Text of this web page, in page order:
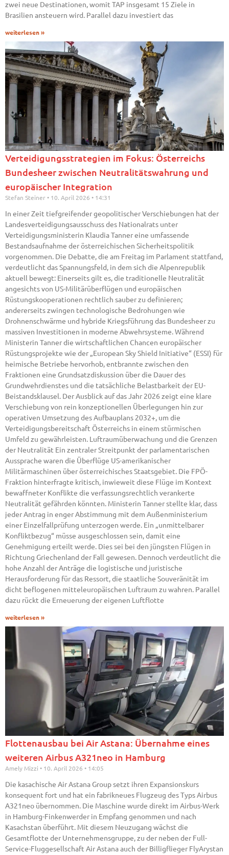
zwei neue Destinationen, womit TAP insgesamt 15 Ziele in
Brasilien ansteuern wird. Parallel dazu investiert das
weiterlesen »
Verteidigungsstrategien im Fokus: Österreichs
Bundesheer zwischen Neutralitätswahrung und
europäischer Integration
Stefan Steiner 10. April 2026 14:31
In einer Zeit tiefgreifender geopolitischer Verschiebungen hat der
Landesverteidigungsausschuss des Nationalrats unter
Verteidigungsministerin Klaudia Tanner eine umfassende
Bestandsaufnahme der österreichischen Sicherheitspolitik
vorgenommen. Die Debatte, die am Freitag im Parlament stattfand,
verdeutlicht das Spannungsfeld, in dem sich die Alpenrepublik
aktuell bewegt: Einerseits gilt es, die traditionelle Neutralität
angesichts von US-Militärüberflügen und europäischen
Rüstungskooperationen rechtlich sauber zu definieren;
andererseits zwingen technologische Bedrohungen wie
Drohnenschwärme und hybride Kriegsführung das Bundesheer zu
massiven Investitionen in moderne Abwehrsysteme. Während
Ministerin Tanner die wirtschaftlichen Chancen europäischer
Rüstungsprojekte wie der „European Sky Shield Initiative“ (ESSI) für
heimische Betriebe hervorhob, entbrannte zwischen den
Fraktionen eine Grundsatzdiskussion über die Dauer des
Grundwehrdienstes und die tatsächliche Belastbarkeit der EU-
Beistandsklausel. Der Ausblick auf das Jahr 2026 zeigt eine klare
Verschiebung von rein konzeptionellen Überlegungen hin zur
operativen Umsetzung des Aufbauplans 2032+, um die
Verteidigungsbereitschaft Österreichs in einem stürmischen
Umfeld zu gewährleisten. Luftraumüberwachung und die Grenzen
der Neutralität Ein zentraler Streitpunkt der parlamentarischen
Aussprache waren die Überflüge US-amerikanischer
Militärmaschinen über österreichisches Staatsgebiet. Die FPÖ-
Fraktion hinterfragte kritisch, inwieweit diese Flüge im Kontext
bewaffneter Konflikte die verfassungsrechtlich verankerte
Neutralität gefährden könnten. Ministerin Tanner stellte klar, dass
jeder Antrag in enger Abstimmung mit dem Außenministerium
einer Einzelfallprüfung unterzogen werde. Ein „unmittelbarer
Konfliktbezug“ müsse ausgeschlossen sein, damit eine
Genehmigung erteilt werde. Dies sei bei den jüngsten Flügen in
Richtung Griechenland der Fall gewesen. Dennoch verdeutlicht die
hohe Anzahl der Anträge die logistische und juristische
Herausforderung für das Ressort, die staatliche Souveränität im
dicht beflogenen mitteleuropäischen Luftraum zu wahren. Parallel
dazu rückt die Erneuerung der eigenen Luftflotte
weiterlesen »
Flottenausbau bei Air Astana: Übernahme eines
weiteren Airbus A321neo in Hamburg
Amely Mizzi 10. April 2026 14:05
Die kasachische Air Astana Group setzt ihren Expansionskurs
konsequent fort und hat ein fabrikneues Flugzeug des Typs Airbus
A321neo übernommen. Die Maschine wurde direkt im Airbus-Werk
in Hamburg-Finkenwerder in Empfang genommen und nach
Kasachstan überführt. Mit diesem Neuzugang wächst die
Gesamtflotte der Unternehmensgruppe, zu der neben der Full-
Service-Fluggesellschaft Air Astana auch der Billigflieger FlyArystan